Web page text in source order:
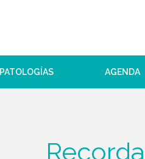
PATOLOGÍAS AGENDA